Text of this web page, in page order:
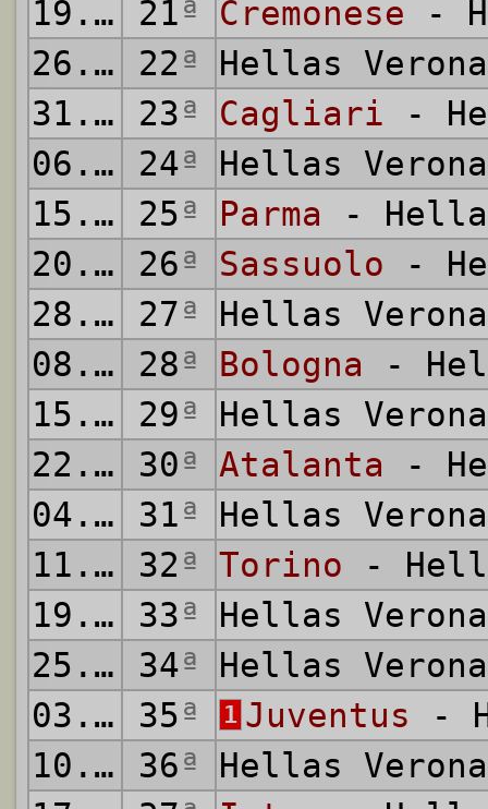
19.01.2026
21ª Cremonese -
26.01.2026
22ª
Hellas
31.01.2026
23ª Cagliari -
06.02.2026
24ª
Hellas
15.02.2026
25ª Parma -
20.02.2026
26ª Sassuolo -
28.02.2026
27ª
Hellas
08.03.2026
28ª Bologna -
15.03.2026
29ª
Hellas
22.03.2026
30ª Atalanta -
04.04.2026
31ª
Hellas
11.04.2026
32ª Torino -
19.04.2026
33ª
Hellas
25.04.2026
34ª
Hellas
03.05.2026
35ª 1 Juventus -
10.05.2026
36ª
Hellas